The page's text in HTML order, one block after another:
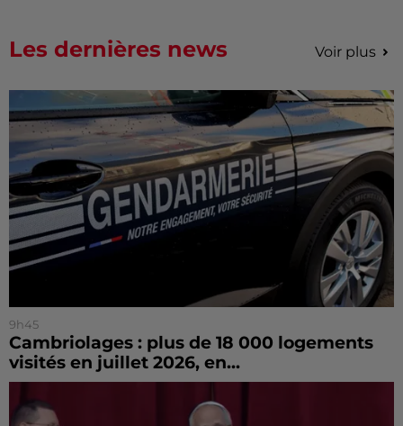
Les dernières news Voir plus
9h45
Cambriolages : plus de 18 000 logements
visités en juillet 2026, en...